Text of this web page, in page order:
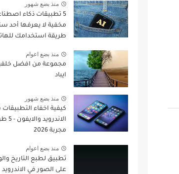
منذ بضع شهور
5 تطبيقات ذكاء
مخفية لا يعرفها أحد
طريقة استخدامك
منذ بضع اعوام
مجموعة من افضل
ايباد
منذ بضع شهور
كيفية اخفاء التطبيقات
الاندرويد
مجربة 2026
منذ بضع اعوام
تطبيق لطبع التاريخ
على الصور في الاندرويد